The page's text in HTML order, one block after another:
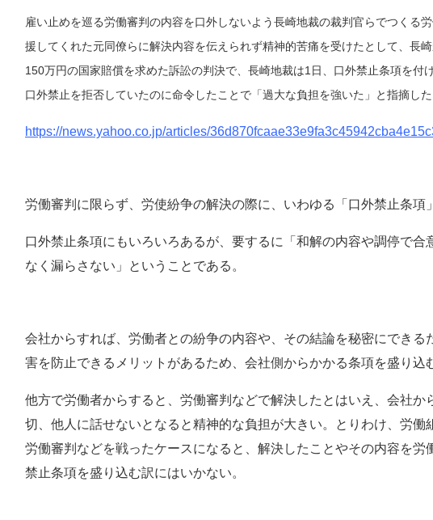
雇い止めを巡る労働審判の内容を口外しないよう長崎地裁の裁判官らでつくる
援してくれた元同僚らに解決内容を伝えられず精神的苦痛を受けたとして、長
150万円の国家賠償を求めた訴訟の判決で、長崎地裁は1日、口外禁止条項を付
口外禁止を拒否していたのに命令したことで「過大な負担を強いた」と指摘した
https://news.yahoo.co.jp/articles/
労働審判に限らず、労使紛争の解決の際に、いわゆる「口外禁止条項
口外禁止条項にもいろいろあるが、要するに「和解の内容や調停で合
なく漏らさない」ということである。
会社からすれば、労働者との紛争の内容や、その結論を秘密にできる
害を防止できるメリットがあるため、会社側からかかる条項を盛り込
他方で労働者からすると、労働審判などで解決したとはいえ、会社か
切、他人に話せないとなると精神的な負担が大きい。とりわけ、労働
労働審判などを戦ったケースになると、解決したことやその内容を労
禁止条項を盛り込む訳にはいかない。